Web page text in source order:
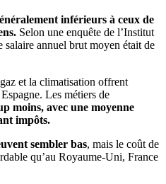
inférieurs à ceux de
Selon une enquête de l’Institut
salaire annuel brut moyen était de
et la climatisation offrent
Les métiers de
moins, avec une moyenne
impôts.
sembler bas, mais le coût de
qu’au Royaume-Uni, France